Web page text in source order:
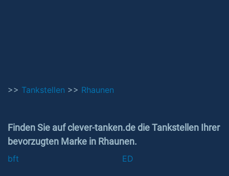
>> Tankstellen >> Rhaunen
Finden Sie auf clever-tanken.de die Tankstellen Ihrer
bevorzugten Marke in Rhaunen.
bft ED